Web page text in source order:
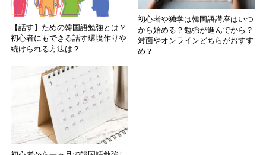
【話す】ための韓国語勉強とは？
初心者にもできる話す環境作りや
続けられる方法は？
初心者や独学は韓国語講座はいつ
から始める？勉強が進んでから？
対面やオンラインどちらがおすす
め？